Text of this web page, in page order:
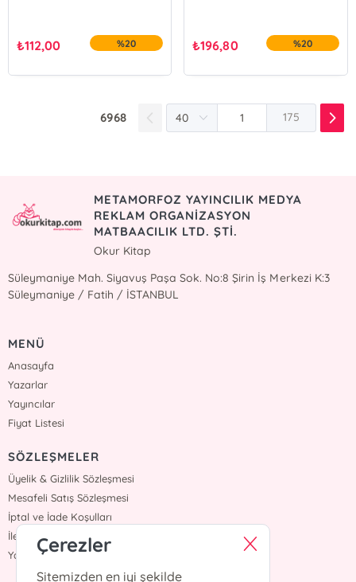
₺112,00 %20 ₺196,80 %20
6968 175
METAMORFOZ YAYINCILIK MEDYA
REKLAM ORGANİZASYON
MATBAACILIK LTD. ŞTİ.
Okur Kitap
Süleymaniye Mah. Siyavuş Paşa Sok. No:8 Şirin İş Merkezi K:3
Süleymaniye / Fatih / İSTANBUL
MENÜ
Anasayfa
Yazarlar
Yayıncılar
Fiyat Listesi
SÖZLEŞMELER
Üyelik & Gizlilik Sözleşmesi
Mesafeli Satış Sözleşmesi
İptal ve İade Koşulları
İletişim
YardımÇerezler
Sitemizden en iyi şekilde